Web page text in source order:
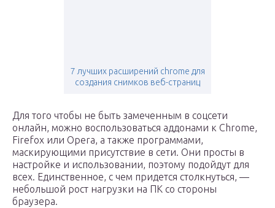
7 лучших расширений chrome для
создания снимков веб-страниц
Для того чтобы не быть замеченным в соцсети
онлайн, можно воспользоваться аддонами к Chrome,
Firefox или Opera, а также программами,
маскирующими присутствие в сети. Они просты в
настройке и использовании, поэтому подойдут для
всех. Единственное, с чем придется столкнуться, —
небольшой рост нагрузки на ПК со стороны
браузера.